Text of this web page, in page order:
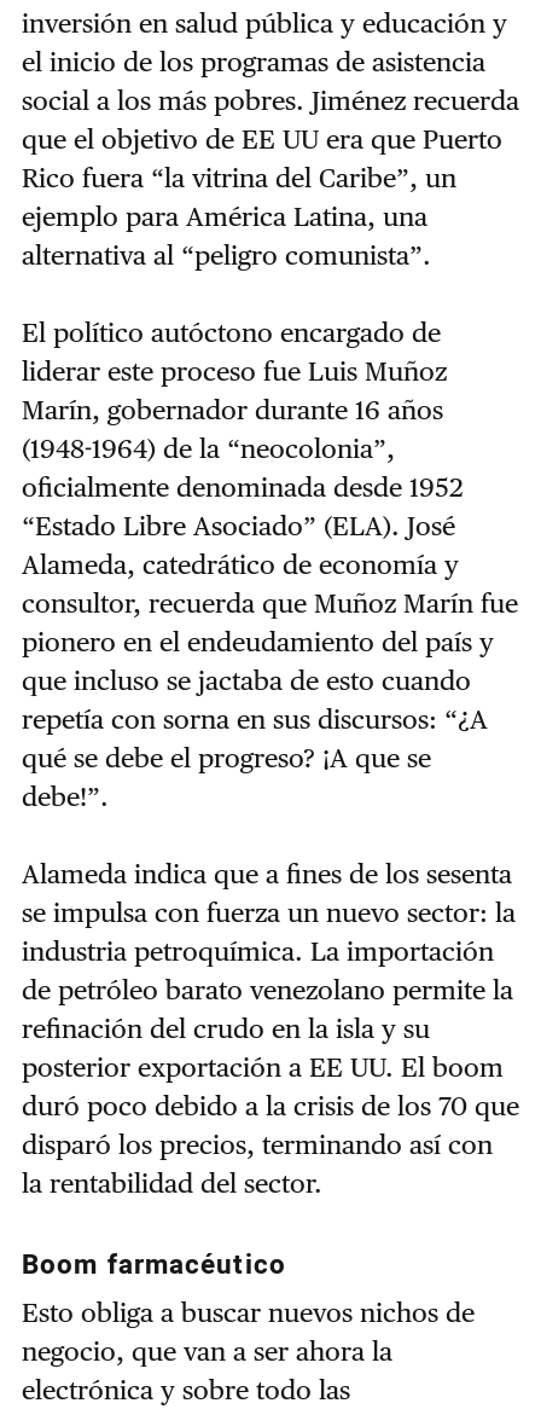
inversión en salud pública y educación y
el inicio de los programas de asistencia
social a los más pobres. Jiménez recuerda
que el objetivo de EE UU era que Puerto
Rico fuera “la vitrina del Caribe”, un
ejemplo para América Latina, una
alternativa al “peligro comunista”.
El político autóctono encargado de
liderar este proceso fue Luis Muñoz
Marín, gobernador durante 16 años
(1948-1964) de la “neocolonia”,
oficialmente denominada desde 1952
“Estado Libre Asociado” (ELA). José
Alameda, catedrático de economía y
consultor, recuerda que Muñoz Marín fue
pionero en el endeudamiento del país y
que incluso se jactaba de esto cuando
repetía con sorna en sus discursos: “¿A
qué se debe el progreso? ¡A que se
debe!”.
Alameda indica que a fines de los sesenta
se impulsa con fuerza un nuevo sector: la
industria petroquímica. La importación
de petróleo barato venezolano permite la
refinación del crudo en la isla y su
posterior exportación a EE UU. El boom
duró poco debido a la crisis de los 70 que
disparó los precios, terminando así con
la rentabilidad del sector.
Boom farmacéutico
Esto obliga a buscar nuevos nichos de
negocio, que van a ser ahora la
electrónica y sobre todo las